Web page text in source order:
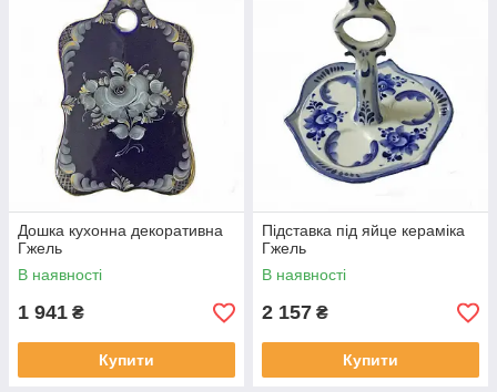
Дошка кухонна декоративна
Гжель
В наявності
1 941 ₴
Купити
Підставка під яйце кераміка
Гжель
В наявності
2 157 ₴
Купити